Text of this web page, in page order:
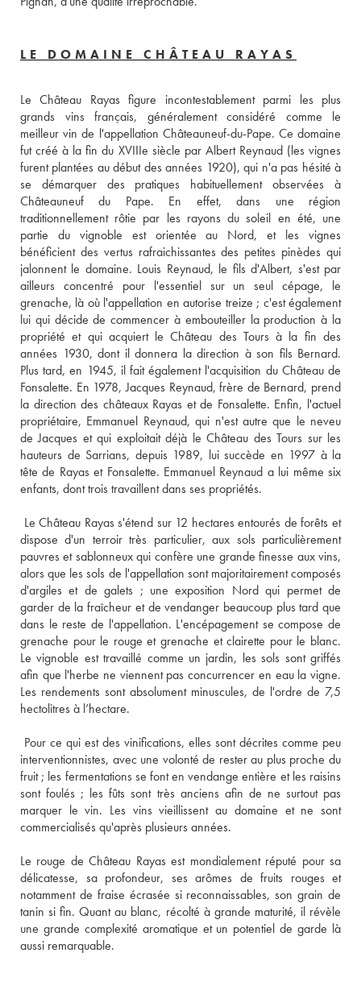
LE DOMAINE CHÂTEAU RAYAS
Le Château Rayas figure incontestablement parmi les plus
grands vins français, généralement considéré comme le
meilleur vin de l'appellation Châteauneuf-du-Pape. Ce domaine
fut créé à la fin du XVIIIe siècle par Albert Reynaud (les vignes
furent plantées au début des années 1920), qui n'a pas hésité à
se démarquer des pratiques habituellement observées à
Châteauneuf du Pape. En effet, dans une région
traditionnellement rôtie par les rayons du soleil en été, une
partie du vignoble est orientée au Nord, et les vignes
bénéficient des vertus rafraichissantes des petites pinèdes qui
jalonnent le domaine. Louis Reynaud, le fils d'Albert, s'est par
ailleurs concentré pour l'essentiel sur un seul cépage, le
grenache, là où l'appellation en autorise treize ; c'est également
lui qui décide de commencer à embouteiller la production à la
propriété et qui acquiert le Château des Tours à la fin des
années 1930, dont il donnera la direction à son fils Bernard.
Plus tard, en 1945, il fait également l'acquisition du Château de
Fonsalette. En 1978, Jacques Reynaud, frère de Bernard, prend
la direction des châteaux Rayas et de Fonsalette. Enfin, l'actuel
propriétaire, Emmanuel Reynaud, qui n'est autre que le neveu
de Jacques et qui exploitait déjà le Château des Tours sur les
hauteurs de Sarrians, depuis 1989, lui succède en 1997 à la
tête de Rayas et Fonsalette. Emmanuel Reynaud a lui même six
enfants, dont trois travaillent dans ses propriétés.
Le Château Rayas s'étend sur 12 hectares entourés de forêts et
dispose d'un terroir très particulier, aux sols particulièrement
pauvres et sablonneux qui confère une grande finesse aux vins,
alors que les sols de l'appellation sont majoritairement composés
d'argiles et de galets ; une exposition Nord qui permet de
garder de la fraîcheur et de vendanger beaucoup plus tard que
dans le reste de l'appellation. L'encépagement se compose de
grenache pour le rouge et grenache et clairette pour le blanc.
Le vignoble est travaillé comme un jardin, les sols sont griffés
afin que l'herbe ne viennent pas concurrencer en eau la vigne.
Les rendements sont absolument minuscules, de l'ordre de 7,5
hectolitres à l’hectare.
Pour ce qui est des vinifications, elles sont décrites comme peu
interventionnistes, avec une volonté de rester au plus proche du
fruit ; les fermentations se font en vendange entière et les raisins
sont foulés ; les fûts sont très anciens afin de ne surtout pas
marquer le vin. Les vins vieillissent au domaine et ne sont
commercialisés qu'après plusieurs années.
Le rouge de Château Rayas est mondialement réputé pour sa
délicatesse, sa profondeur, ses arômes de fruits rouges et
notamment de fraise écrasée si reconnaissables, son grain de
tanin si fin. Quant au blanc, récolté à grande maturité, il révèle
une grande complexité aromatique et un potentiel de garde là
aussi remarquable.